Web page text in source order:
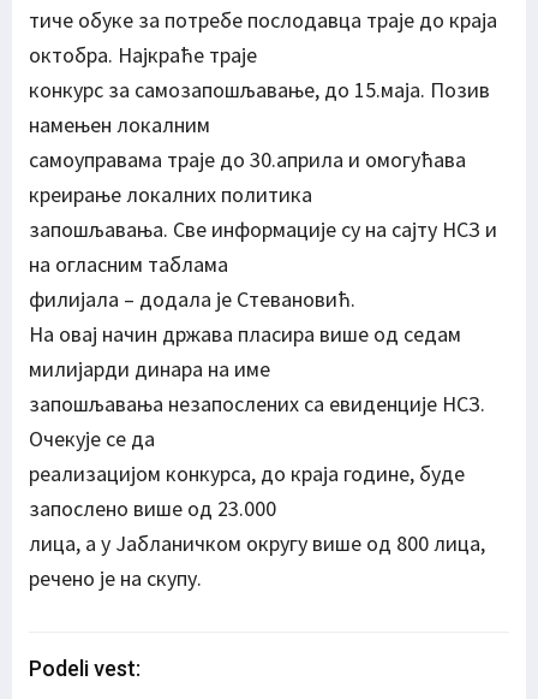
тиче обуке за потребе послодавца траје до краја
октобра. Најкраће траје
конкурс за самозапошљавање, до 15.маја. Позив
намењен локалним
самоуправама траје до 30.априла и омогућава
креирање локалних политика
запошљавања. Све информације су на сајту НСЗ и
на огласним таблама
филијала – додала је Стевановић.
На овај начин држава пласира више од седам
милијарди динара на име
запошљавања незапослених са евиденције НСЗ.
Очекује се да
реализацијом конкурса, до краја године, буде
запослено више од 23.000
лица, а у Јабланичком округу више од 800 лица,
речено је на скупу.
Podeli vest: